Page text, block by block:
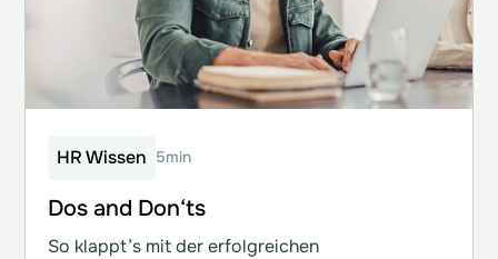
HR Wissen 5min
Dos and Don‘ts
So klappt’s mit der erfolgreichen